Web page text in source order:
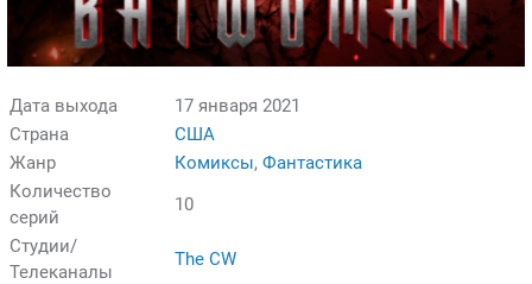
Дата выхода
17 января 2021
Страна
США
Жанр
Комиксы, Фантастика
Количество
серий
10
Студии/
Телеканалы
The CW